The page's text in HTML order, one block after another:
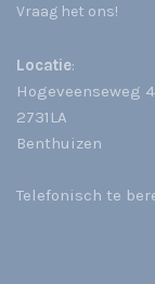
Vraag het ons!
Locatie:
Hogeveenseweg
2731LA
Benthuizen
Telefonisch te